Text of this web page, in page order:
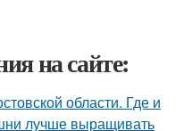
на сайте:
области. Где и
лучше выращивать